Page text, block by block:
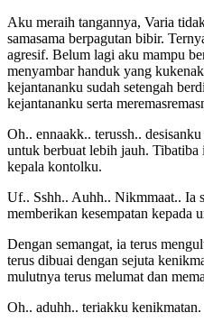
Aku meraih tangannya, Varia
samasama berpagutan bibir.
agresif. Belum lagi aku mampu
menyambar handuk yang
kejantananku sudah setengah
kejantananku serta
Oh.. ennaakk.. terussh..
untuk berbuat lebih jauh. Tibatiba
kepala kontolku.
Uf.. Sshh.. Auhh.. Nikmmaat.. Ia
memberikan kesempatan kepada
Dengan semangat, ia terus
terus dibuai dengan sejuta
mulutnya terus melumat dan
Oh.. aduhh.. teriakku kenikmatan.